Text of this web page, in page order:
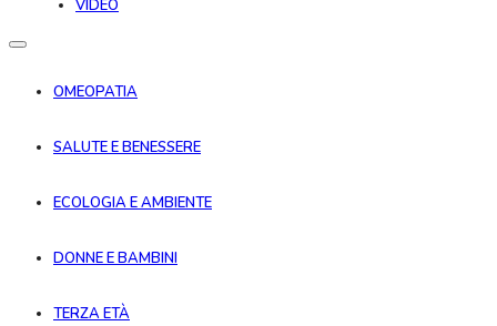
VIDEO
OMEOPATIA
SALUTE E BENESSERE
ECOLOGIA E AMBIENTE
DONNE E BAMBINI
TERZA ETÀ